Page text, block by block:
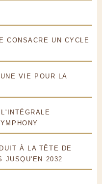
CONSACRE UN CYCLE
VIE POUR LA
À LA TÊTE DE
JUSQU'EN 2032